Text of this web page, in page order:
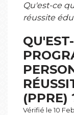
Qu'est-ce
réussite
(PPRE)
Vérifié le 10